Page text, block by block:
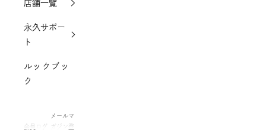
店舗一覧
永久サポー
ト
ルックブッ
ク
会員ログ
メールマ
ガジン登